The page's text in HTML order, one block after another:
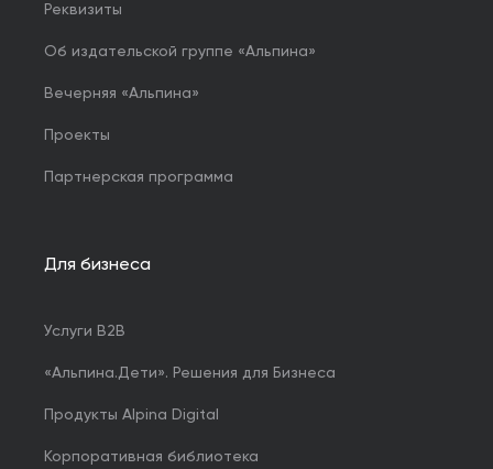
Реквизиты
Об издательской группе «Альпина»
Вечерняя «Альпина»
Проекты
Партнерская программа
Для бизнеса
Услуги B2B
«Альпина.Дети». Решения для Бизнеса
Продукты Alpina Digital
Корпоративная библиотека